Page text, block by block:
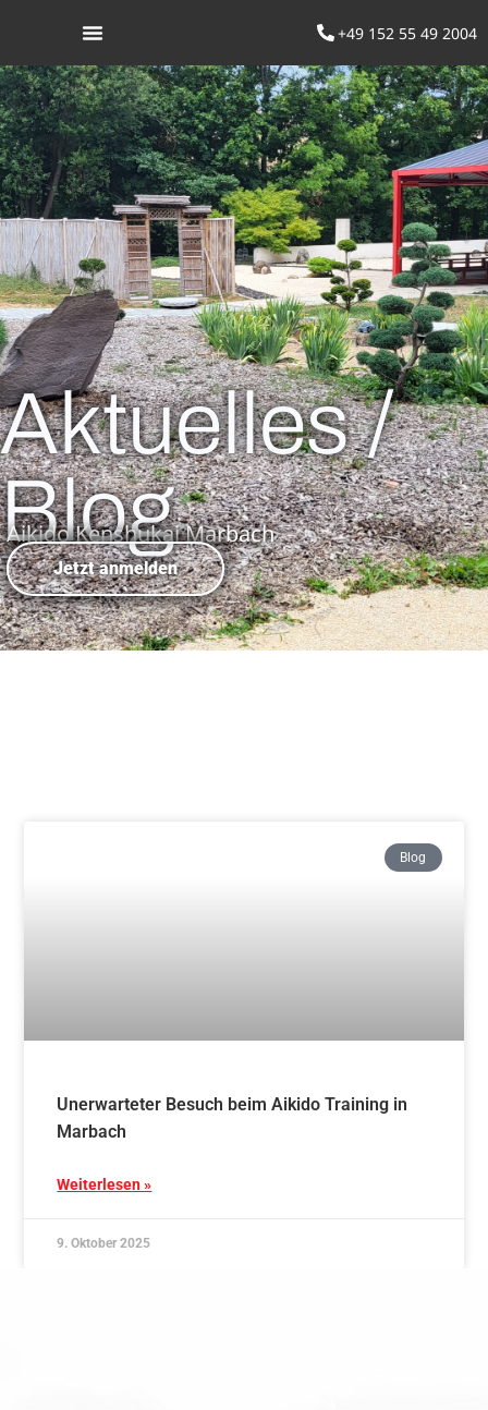
+49 152 55 49 2004
Aktuelles /
Blog
Aikido Kenshukai Marbach
Jetzt anmelden
Blog
Unerwarteter Besuch beim Aikido Training in
Marbach
Weiterlesen »
9. Oktober 2025